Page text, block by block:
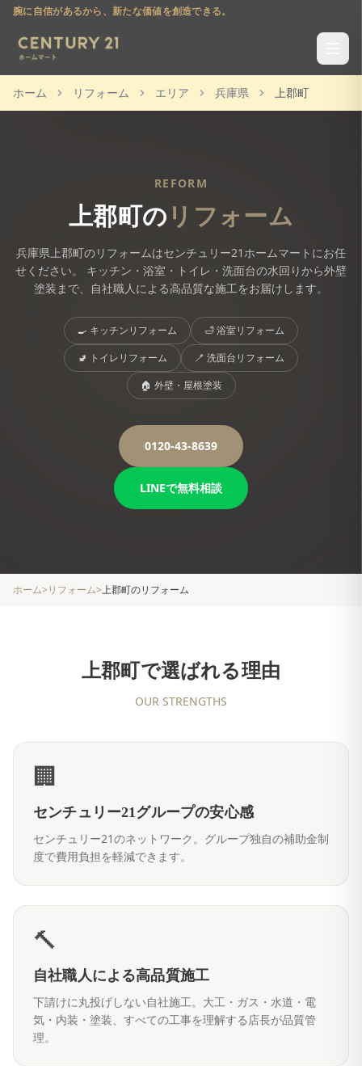
腕に自信があるから、新たな価値を創造できる。
ホーム リフォーム エリア 兵庫県 上郡町
REFORM
上郡町の リフォーム
兵庫県上郡町のリフォームはセンチュリー21ホームマートにお任
せください。 キッチン・浴室・トイレ・洗面台の水回りから外壁
塗装まで、自社職人による高品質な施工をお届けします。
🍳 キッチンリフォーム 🛁浴室リフォーム
🚽 トイレリフォーム 🪥 洗面台リフォーム
🏠 外壁・屋根塗装
0120-43-8639
LINEで無料相談
ホーム> リフォーム>上郡町のリフォーム
上郡町で選ばれる理由
OUR STRENGTHS
🏢
センチュリー21グループの安心感
センチュリー21のネットワーク。グループ独自の補助金制
度で費用負担を軽減できます。
🔨
自社職人による高品質施工
下請けに丸投げしない自社施工。大工・ガス・水道・電
気・内装・塗装、すべての工事を理解する店長が品質管
理。